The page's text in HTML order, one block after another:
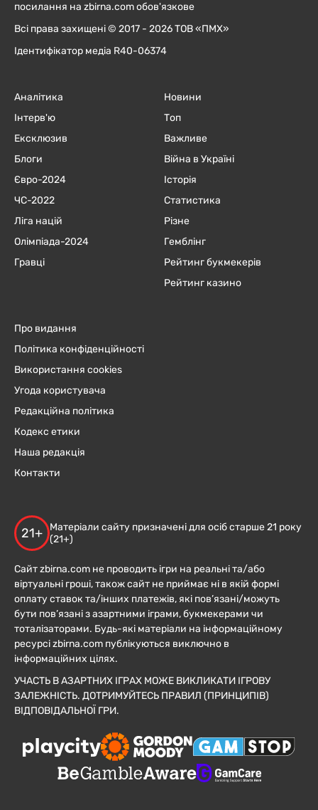
посилання на zbirna.com обов'язкове
Всі права захищені © 2017 - 2026 ТОВ «ПМХ»
Ідентифікатор медіа R40-06374
Аналітика
Інтерв'ю
Ексклюзив
Блоги
Євро-2024
ЧC-2022
Ліга націй
Олімпіада-2024
Гравці
Новини
Топ
Важливе
Війна в Україні
Історія
Статистика
Різне
Гемблінг
Рейтинг букмекерів
Рейтинг казино
Про видання
Політика конфіденційності
Використання cookies
Угода користувача
Редакційна політика
Кодекс етики
Наша редакція
Контакти
21+
Матеріали сайту призначені для осіб старше 21 року
(21+)
Сайт zbirna.com не проводить ігри на реальні та/або
віртуальні гроші, також сайт не приймає ні в якій формі
оплату ставок та/інших платежів, які пов’язані/можуть
бути пов’язані з азартними іграми, букмекерами чи
тоталізаторами. Будь-які матеріали на інформаційному
ресурсі zbirna.com публікуються виключно в
інформаційних цілях.
УЧАСТЬ В АЗАРТНИХ ІГРАХ МОЖЕ ВИКЛИКАТИ ІГРОВУ
ЗАЛЕЖНІСТЬ. ДОТРИМУЙТЕСЬ ПРАВИЛ (ПРИНЦИПІВ)
ВІДПОВІДАЛЬНОЇ ГРИ.